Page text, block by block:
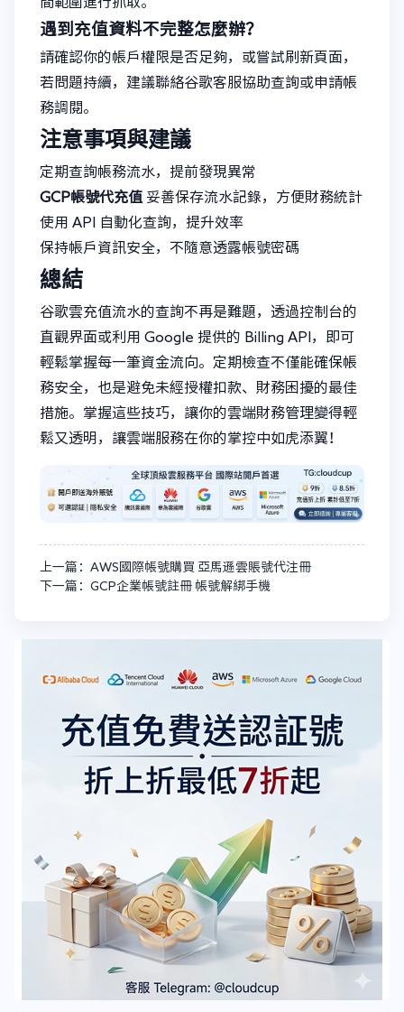
遇到充值資料不完整怎麼辦？
請確認你的帳戶權限是否足夠，或嘗試刷新頁面，
若問題持續，建議聯絡谷歌客服協助查詢或申請帳
務調閱。
注意事項與建議
定期查詢帳務流水，提前發現異常
GCP帳號代充值 妥善保存流水記錄，方便財務統計
使用 API 自動化查詢，提升效率
保持帳戶資訊安全，不隨意透露帳號密碼
總結
谷歌雲充值流水的查詢不再是難題，透過控制台的
直觀界面或利用 Google 提供的 Billing API，即可
輕鬆掌握每一筆資金流向。定期檢查不僅能確保帳
務安全，也是避免未經授權扣款、財務困擾的最佳
措施。掌握這些技巧，讓你的雲端財務管理變得輕
鬆又透明，讓雲端服務在你的掌控中如虎添翼！
上一篇：AWS國際帳號購買 亞馬遜雲賬號代注冊
下一篇：GCP企業帳號註冊 帳號解綁手機